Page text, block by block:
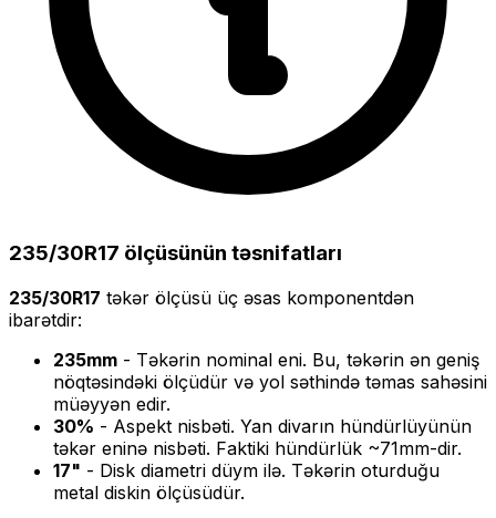
235/30R17 ölçüsünün təsnifatları
235/30R17 təkər ölçüsü üç əsas komponentdən
ibarətdir:
235mm - Təkərin nominal eni. Bu, təkərin ən geniş
nöqtəsindəki ölçüdür və yol səthində təmas sahəsini
müəyyən edir.
30% - Aspekt nisbəti. Yan divarın hündürlüyünün
təkər eninə nisbəti. Faktiki hündürlük ~71mm-dir.
17" - Disk diametri düym ilə. Təkərin oturduğu
metal diskin ölçüsüdür.